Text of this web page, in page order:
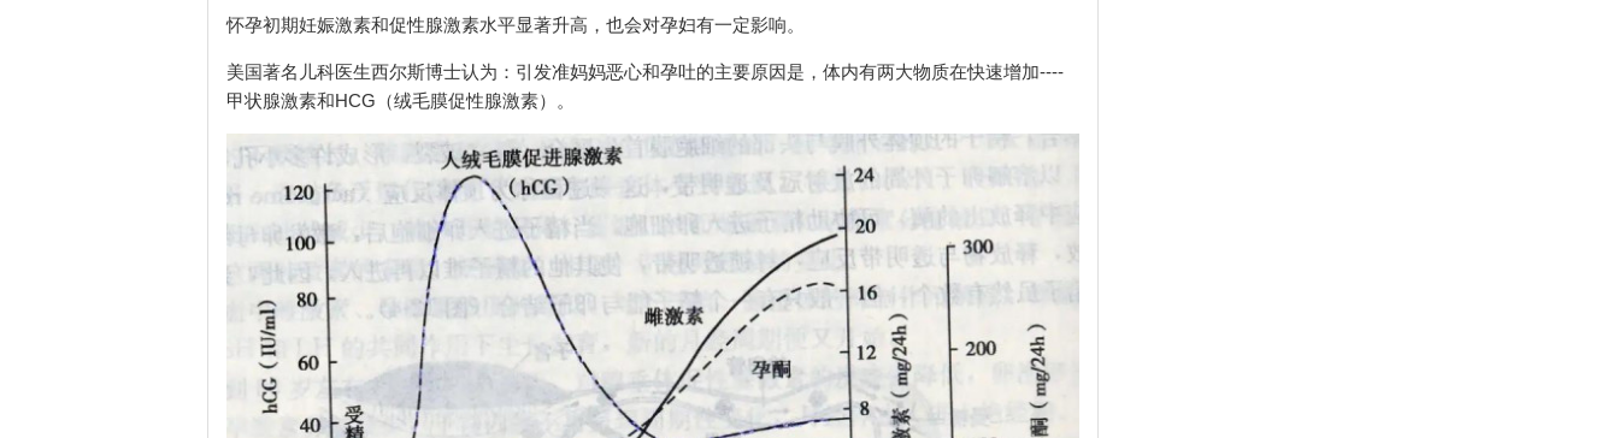
怀孕初期妊娠激素和促性腺激素水平显著升高，也会对孕妇有一定影响。
美国著名儿科医生西尔斯博士认为：引发准妈妈恶心和孕吐的主要原因是，体内有两大物质在快速增加----
甲状腺激素和HCG（绒毛膜促性腺激素）。